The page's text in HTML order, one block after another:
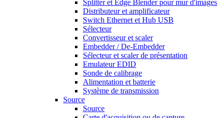
Splitter et Edge Blender pour mur d'images
Distributeur et amplificateur
Switch Ethernet et Hub USB
Sélecteur
Convertisseur et scaler
Embedder / De-Embedder
Sélecteur et scaler de présentation
Emulateur EDID
Sonde de calibrage
Alimentation et batterie
Système de transmission
Source
Source